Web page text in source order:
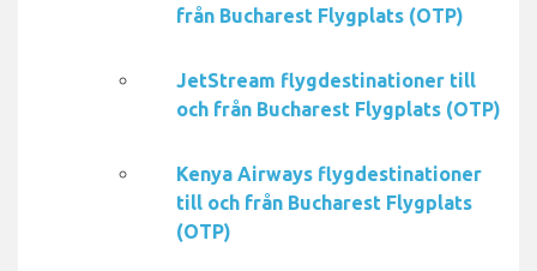
från Bucharest Flygplats (OTP)
JetStream flygdestinationer till
och från Bucharest Flygplats (OTP)
Kenya Airways flygdestinationer
till och från Bucharest Flygplats
(OTP)